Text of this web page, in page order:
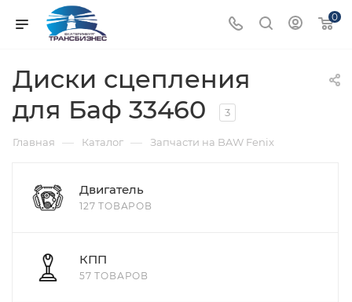
0
Диски сцепления
для Баф 33460
3
Главная — Каталог — Запчасти на BAW Fenix
Двигатель
127 ТОВАРОВ
КПП
57 ТОВАРОВ